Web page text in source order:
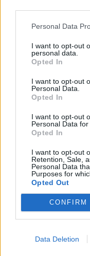
Personal Data
I want to opt-out
personal data.
Opted In
I want to opt-out
Personal Data.
Opted In
I want to opt-out
Personal Data for
Opted In
I want to opt-out
Retention, Sale,
Personal Data
Purposes for
Opted Out
CONFIRM
Data Deletion
Το FIAT 500 Hybrid τώρα
18η συνεχόμενη χρονιά
FTSE4Good
Alpha Bank: Για πρώτη
πύλες του σε όλους